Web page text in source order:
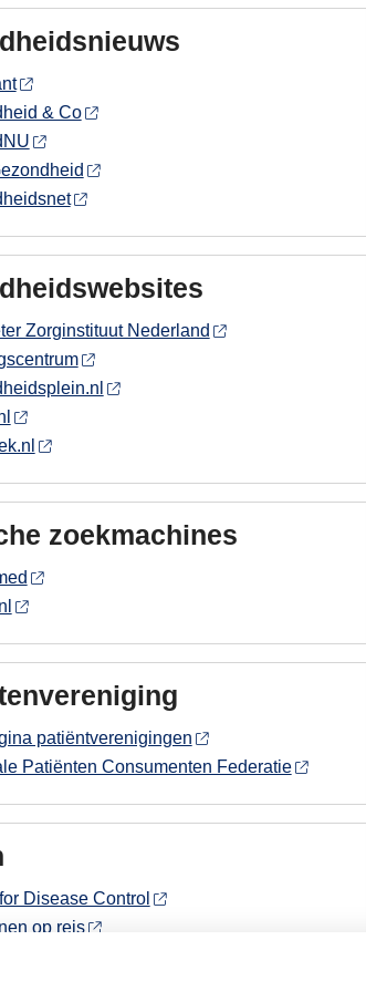
& Co
Zorginstituut Nederland
zoekmachines
patiëntverenigingen
Patiënten Consumenten Federatie
Disease Control
op reis